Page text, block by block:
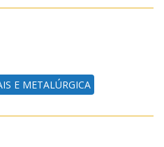
E METALÚRGICA